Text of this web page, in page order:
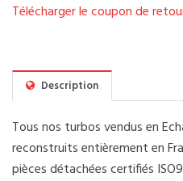
Télécharger le coupon de
Description
Tous nos turbos vendus en
reconstruits entièrement en
pièces détachées certifiés